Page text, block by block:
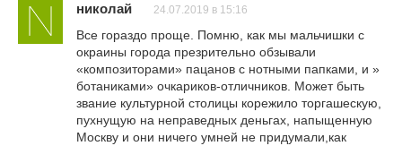
николай 24.07.2019 в 15:16
Все гораздо проще. Помню, как мы мальчишки с
окраины города презрительно обзывали
«композиторами» пацанов с нотными папками, и »
ботаниками» очкариков-отличников. Может быть
звание культурной столицы корежило торгашескую,
пухнущую на неправедных деньгах, напыщенную
Москву и они ничего умней не придумали,как